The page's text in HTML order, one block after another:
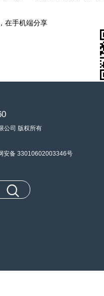
在手机端分享
公司 版权所有
安备 33010602003346号